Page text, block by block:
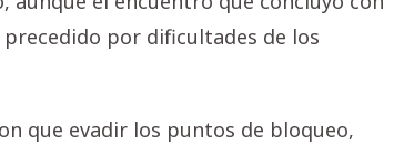
por dificultades de los
que evadir los puntos de bloqueo,